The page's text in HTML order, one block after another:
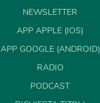
NEWSLETTER
APP APPLE (IOS)
APP GOOGLE (ANDROID)
RADIO
PODCAST